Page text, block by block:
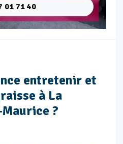
01 71 40
entretenir et
à La
?